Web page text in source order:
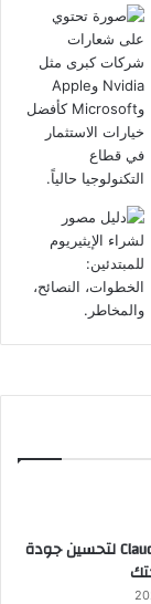
استخدم Claude AI لتحسين جودة